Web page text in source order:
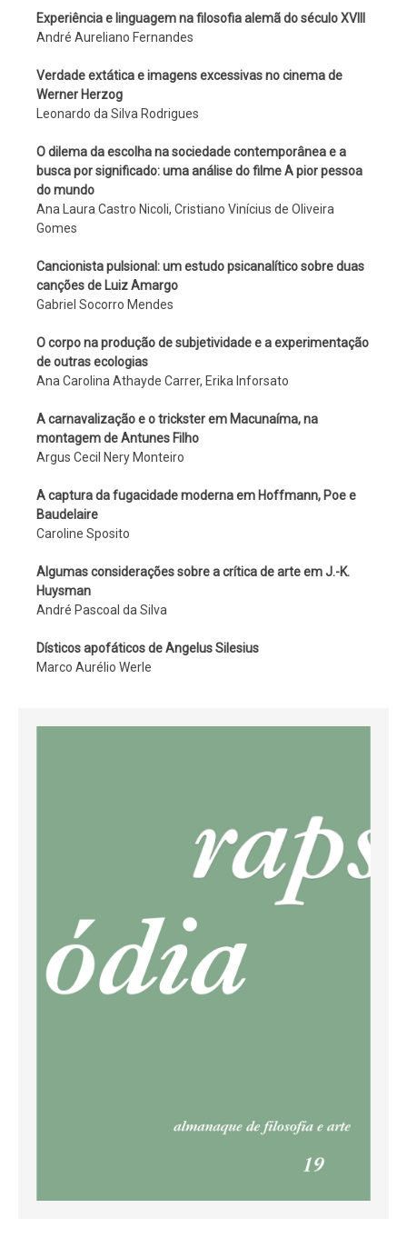
Experiência e linguagem na filosofia alemã do século XVIII
André Aureliano Fernandes
Verdade extática e imagens excessivas no cinema de
Werner Herzog
Leonardo da Silva Rodrigues
O dilema da escolha na sociedade contemporânea e a
busca por significado: uma análise do filme A pior pessoa
do mundo
Ana Laura Castro Nicoli, Cristiano Vinícius de Oliveira
Gomes
Cancionista pulsional: um estudo psicanalítico sobre duas
canções de Luiz Amargo
Gabriel Socorro Mendes
O corpo na produção de subjetividade e a experimentação
de outras ecologias
Ana Carolina Athayde Carrer, Erika Inforsato
A carnavalização e o trickster em Macunaíma, na
montagem de Antunes Filho
Argus Cecil Nery Monteiro
A captura da fugacidade moderna em Hoffmann, Poe e
Baudelaire
Caroline Sposito
Algumas considerações sobre a crítica de arte em J.-K.
Huysman
André Pascoal da Silva
Dísticos apofáticos de Angelus Silesius
Marco Aurélio Werle